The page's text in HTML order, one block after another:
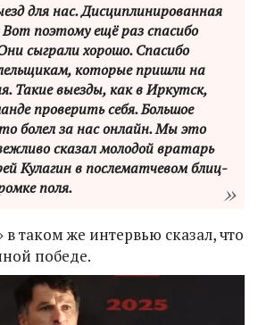
для нас. Дисциплинированная
Вот поэтому ещё раз спасибо
сыграли хорошо. Спасибо
которые пришли на
Такие выезды, как в Иркутск,
проверить себя. Большое
болел за нас онлайн. Мы это
сказал молодой вратарь
Кулагин в послематчевом блиц-
поля.
таком же интервью сказал, что
победе.